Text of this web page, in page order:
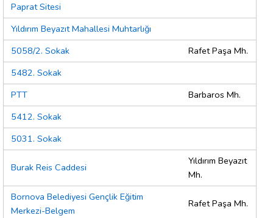
Paprat Sitesi
Yıldırım Beyazıt Mahallesi Muhtarlığı
5058/2. Sokak
Rafet Paşa Mh.
5482. Sokak
PTT
Barbaros Mh.
5412. Sokak
5031. Sokak
Burak Reis Caddesi
Yıldırım Beyazıt
Mh.
Bornova Belediyesi Gençlik Eğitim
Merkezi-Belgem
Rafet Paşa Mh.